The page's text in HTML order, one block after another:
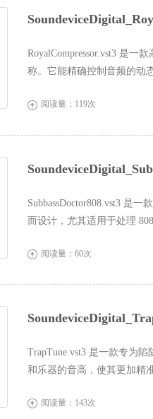
RoyalCompressor.vst3 是一
称。它能精确控制音频的动
 阅读量：119次
SubbassDoctor808.vst3 是
而设计，尤其适用于处理
 阅读量：60次
TrapTune.vst3 是一款专为
和乐器的音高，使其更加精
 阅读量：143次